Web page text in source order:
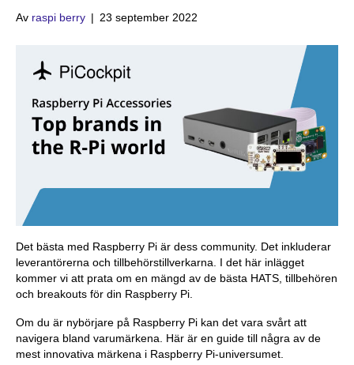
Av raspi berry | 23 september 2022
Det bästa med Raspberry Pi är dess community. Det inkluderar
leverantörerna och tillbehörstillverkarna. I det här inlägget
kommer vi att prata om en mängd av de bästa HATS, tillbehören
och breakouts för din Raspberry Pi.
Om du är nybörjare på Raspberry Pi kan det vara svårt att
navigera bland varumärkena. Här är en guide till några av de
mest innovativa märkena i Raspberry Pi-universumet.